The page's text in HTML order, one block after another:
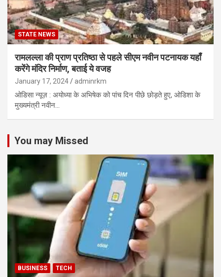
STATE NEWS
रामलल्ला की प्राण प्रतिष्ठा से पहले सीएम नवीन पटनायक यहाँ
करेंगे मंदिर निर्माण, बताई ये वजह
January 17, 2024 adminrkm
ओडिसा न्यूज़ : अयोध्या के अभिषेक को पांच दिन पीछे छोड़ते हुए, ओडिशा के
मुख्यमंत्री नवीन…
You may Missed
BUSINESS TECH